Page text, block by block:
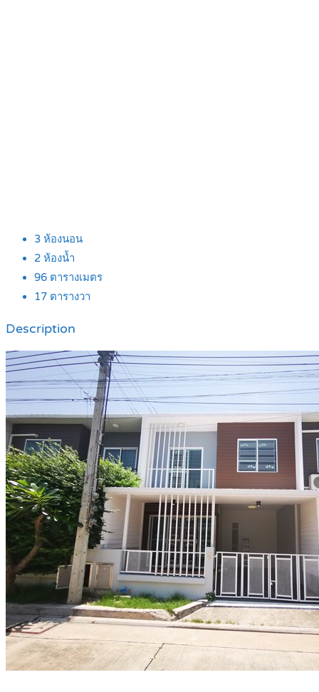
3 ห้องนอน
2 ห้องน้ำ
96 ตารางเมตร
17 ตารางวา
Description